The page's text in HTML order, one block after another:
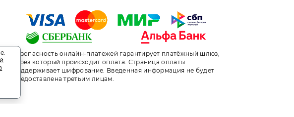
Безопасность онлайн-платежей гарантирует платёжный шлюз,
через который происходит оплата. Страница оплаты
поддерживает шифрование. Введенная информация не будет
предоставлена третьим лицам.